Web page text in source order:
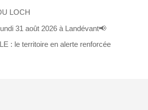
LOCH
31 août 2026 à Landévant📢
: le territoire en alerte renforcée